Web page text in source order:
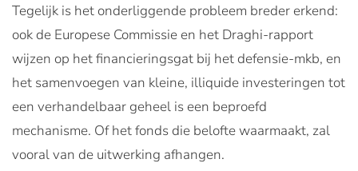
Tegelijk is het onderliggende probleem breder erkend:
ook de Europese Commissie en het Draghi-rapport
wijzen op het financieringsgat bij het defensie-mkb, en
het samenvoegen van kleine, illiquide investeringen tot
een verhandelbaar geheel is een beproefd
mechanisme. Of het fonds die belofte waarmaakt, zal
vooral van de uitwerking afhangen.